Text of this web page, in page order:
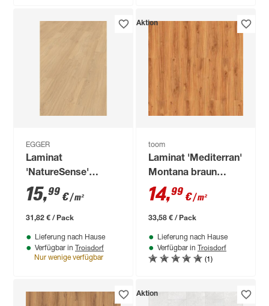
EGGER
Laminat
'NatureSense'
EL2974 Matera
Eiche hell 8 mm
15,99 €/ m²
31,82 € / Pack
Lieferung nach Hause
Verfügbar in Troisdorf
Nur wenige verfügbar
Aktion
toom
Laminat 'Mediterran'
Montana braun
eichefarben 7 mm
14,99 €/ m²
33,58 € / Pack
Lieferung nach Hause
Verfügbar in Troisdorf
(1)
Aktion